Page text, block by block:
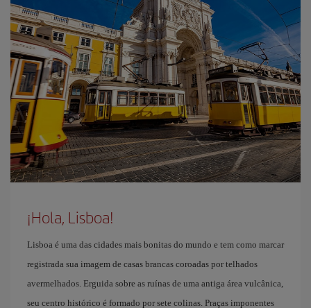
¡Hola, Lisboa!
Lisboa é uma das cidades mais bonitas do mundo e tem como marcar
registrada sua imagem de casas brancas coroadas por telhados
avermelhados. Erguida sobre as ruínas de uma antiga área vulcânica,
seu centro histórico é formado por sete colinas. Praças imponentes